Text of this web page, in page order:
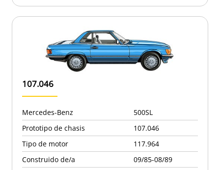
107.046
Mercedes-Benz
500SL
Prototipo de chasis
107.046
Tipo de motor
117.964
Construido de/a
09/85-08/89